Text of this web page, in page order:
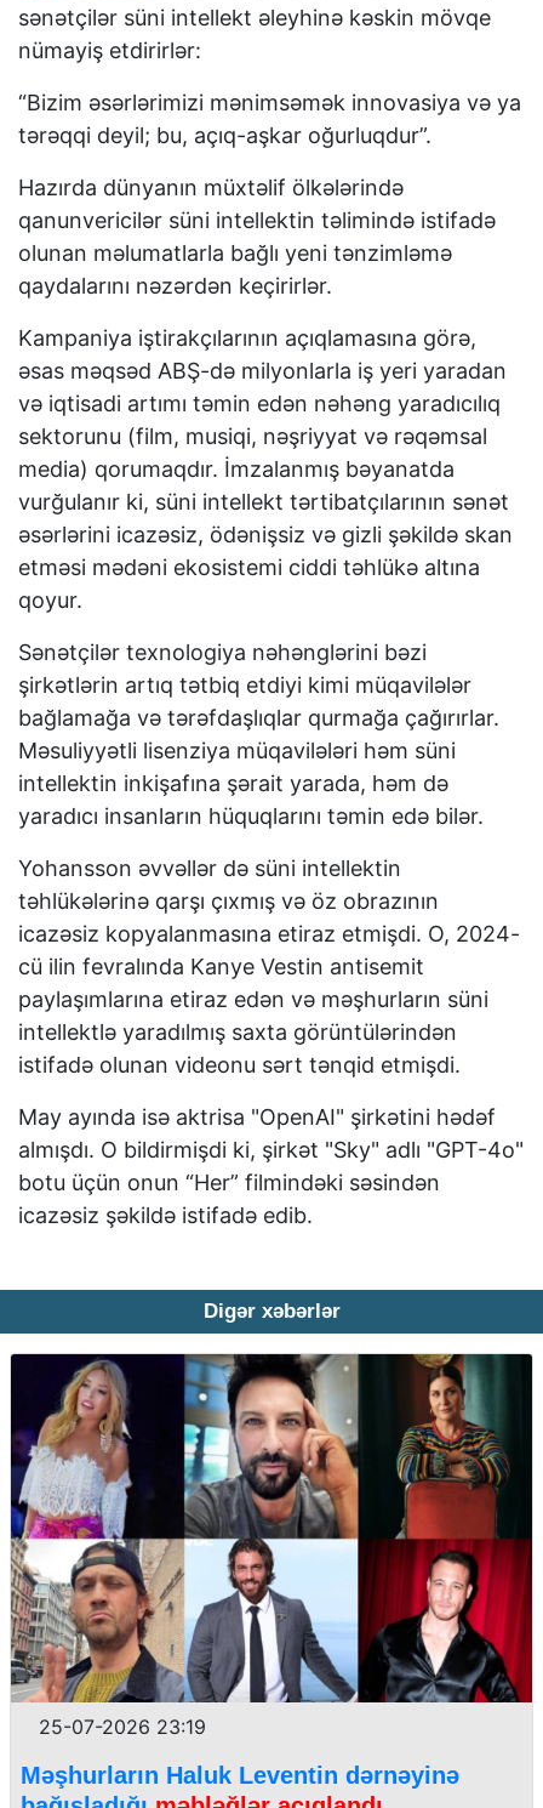
sənətçilər süni intellekt əleyhinə kəskin mövqe
nümayiş etdirirlər:
“Bizim əsərlərimizi mənimsəmək innovasiya və ya
tərəqqi deyil; bu, açıq-aşkar oğurluqdur”.
Hazırda dünyanın müxtəlif ölkələrində
qanunvericilər süni intellektin təlimində istifadə
olunan məlumatlarla bağlı yeni tənzimləmə
qaydalarını nəzərdən keçirirlər.
Kampaniya iştirakçılarının açıqlamasına görə,
əsas məqsəd ABŞ-də milyonlarla iş yeri yaradan
və iqtisadi artımı təmin edən nəhəng yaradıcılıq
sektorunu (film, musiqi, nəşriyyat və rəqəmsal
media) qorumaqdır. İmzalanmış bəyanatda
vurğulanır ki, süni intellekt tərtibatçılarının sənət
əsərlərini icazəsiz, ödənişsiz və gizli şəkildə skan
etməsi mədəni ekosistemi ciddi təhlükə altına
qoyur.
Sənətçilər texnologiya nəhənglərini bəzi
şirkətlərin artıq tətbiq etdiyi kimi müqavilələr
bağlamağa və tərəfdaşlıqlar qurmağa çağırırlar.
Məsuliyyətli lisenziya müqavilələri həm süni
intellektin inkişafına şərait yarada, həm də
yaradıcı insanların hüquqlarını təmin edə bilər.
Yohansson əvvəllər də süni intellektin
təhlükələrinə qarşı çıxmış və öz obrazının
icazəsiz kopyalanmasına etiraz etmişdi. O, 2024-
cü ilin fevralında Kanye Vestin antisemit
paylaşımlarına etiraz edən və məşhurların süni
intellektlə yaradılmış saxta görüntülərindən
istifadə olunan videonu sərt tənqid etmişdi.
May ayında isə aktrisa "OpenAI" şirkətini hədəf
almışdı. O bildirmişdi ki, şirkət "Sky" adlı "GPT-4o"
botu üçün onun “Her” filmindəki səsindən
icazəsiz şəkildə istifadə edib.
Digər xəbərlər
25-07-2026 23:19
Məşhurların Haluk Leventin dərnəyinə